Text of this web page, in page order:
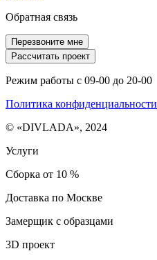
Обратная связь
Перезвоните мне
Рассчитать проект
Режим работы с 09-00 до 20-00
Политика конфиденциальности
© «DIVLADA», 2024
Услуги
Сборка от 10 %
Доставка по Москве
Замерщик с образцами
3D проект